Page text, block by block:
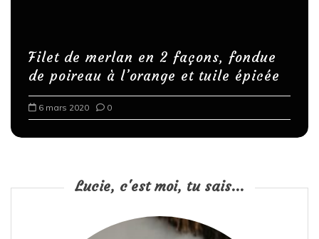
Filet de merlan en 2 façons, fondue
de poireau à l’orange et tuile épicée
6 mars 2020 0
Lucie, c'est moi, tu sais...